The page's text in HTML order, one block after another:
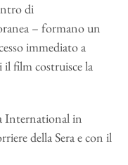
di
– formano un
immediato a
film costruisce la
International in
della Sera e con il